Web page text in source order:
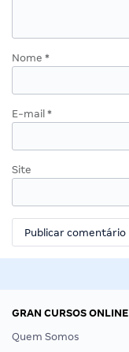
Nome *
E-mail *
Site
GRAN CURSOS ONLINE
Quem Somos